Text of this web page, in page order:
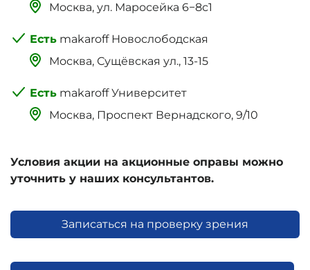
Москва, ‌‌‌‌ул. Маросейка 6−8с1
makaroff Новослободская
Москва, Сущёвская ул., 13-15
makaroff Университет
Москва, Проспект Вернадского, 9/10
Условия акции на акционные оправы можно
уточнить у наших консультантов.
Записаться на проверку зрения